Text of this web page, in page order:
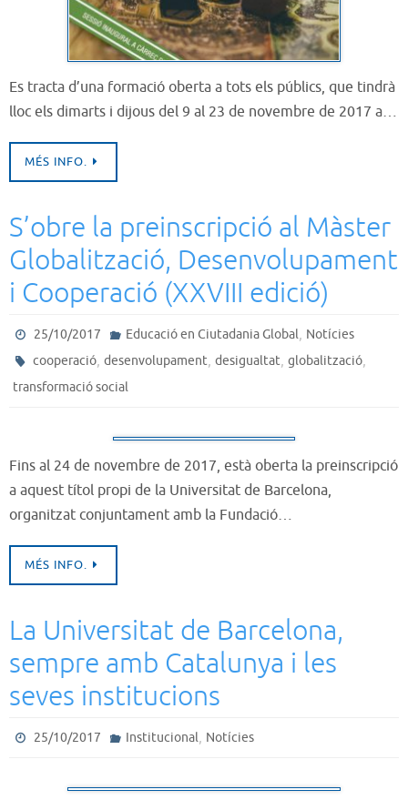
Es tracta d’una formació oberta a tots els públics, que tindrà
lloc els dimarts i dijous del 9 al 23 de novembre de 2017 a…
MÉS INFO.
S’obre la preinscripció al Màster
Globalització, Desenvolupament
i Cooperació (XXVIII edició)
25/10/2017 Educació en Ciutadania Global, Notícies
cooperació,desenvolupament,desigualtat,globalització,
transformació social
Fins al 24 de novembre de 2017, està oberta la preinscripció
a aquest títol propi de la Universitat de Barcelona,
organitzat conjuntament amb la Fundació…
MÉS INFO.
La Universitat de Barcelona,
sempre amb Catalunya i les
seves institucions
25/10/2017 Institucional, Notícies